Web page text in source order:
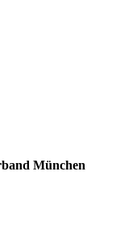
München